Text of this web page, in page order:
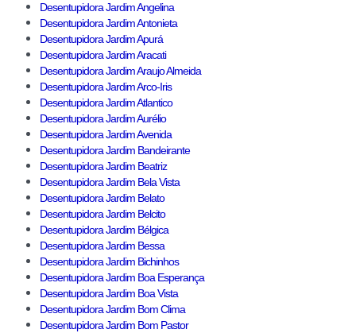
Desentupidora Jardim Angelina
Desentupidora Jardim Antonieta
Desentupidora Jardim Apurá
Desentupidora Jardim Aracati
Desentupidora Jardim Araujo Almeida
Desentupidora Jardim Arco-Iris
Desentupidora Jardim Atlantico
Desentupidora Jardim Aurélio
Desentupidora Jardim Avenida
Desentupidora Jardim Bandeirante
Desentupidora Jardim Beatriz
Desentupidora Jardim Bela Vista
Desentupidora Jardim Belato
Desentupidora Jardim Belcito
Desentupidora Jardim Bélgica
Desentupidora Jardim Bessa
Desentupidora Jardim Bichinhos
Desentupidora Jardim Boa Esperança
Desentupidora Jardim Boa Vista
Desentupidora Jardim Bom Clima
Desentupidora Jardim Bom Pastor